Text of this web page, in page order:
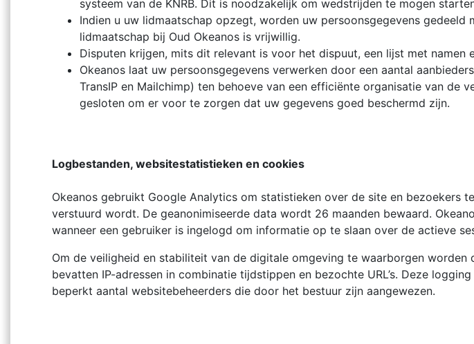
systeem van de KNRB. Dit is noodzakelijk om wedstrijden te mogen
Indien u uw lidmaatschap opzegt, worden uw persoonsgegevens
lidmaatschap bij Oud Okeanos is vrijwillig.
Disputen krijgen, mits dit relevant is voor het dispuut, een lijst met
Okeanos laat uw persoonsgegevens verwerken door een aantal
TransIP en Mailchimp) ten behoeve van een efficiënte organisatie van de
gesloten om er voor te zorgen dat uw gegevens goed beschermd zijn.
Logbestanden, websitestatistieken en cookies
Okeanos gebruikt Google Analytics om statistieken over de site en bezoekers
verstuurd wordt. De geanonimiseerde data wordt 26 maanden bewaard.
wanneer een gebruiker is ingelogd om informatie op te slaan over de actieve
Om de veiligheid en stabiliteit van de digitale omgeving te waarborgen
bevatten IP-adressen in combinatie tijdstippen en bezochte URL’s. Deze
beperkt aantal websitebeheerders die door het bestuur zijn aangewezen.